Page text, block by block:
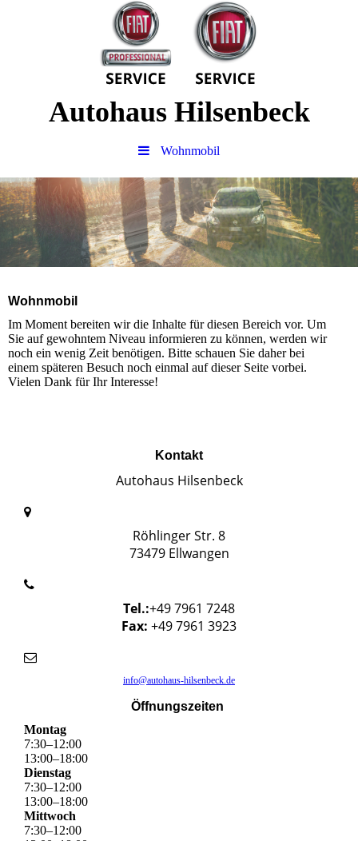
Autohaus Hilsenbeck
Wohnmobil
Wohnmobil
Im Moment bereiten wir die Inhalte für diesen Bereich vor. Um
Sie auf gewohntem Niveau informieren zu können, werden wir
noch ein wenig Zeit benötigen. Bitte schauen Sie daher bei
einem späteren Besuch noch einmal auf dieser Seite vorbei.
Vielen Dank für Ihr Interesse!
Kontakt
Autohaus Hilsenbeck
Röhlinger Str. 8
73479 Ellwangen
Tel.:+49 7961 7248
Fax: +49 7961 3923
info@autohaus-hilsenbeck.de
Öffnungszeiten
Montag
7:30–12:00
13:00–18:00
Dienstag
7:30–12:00
13:00–18:00
Mittwoch
7:30–12:00